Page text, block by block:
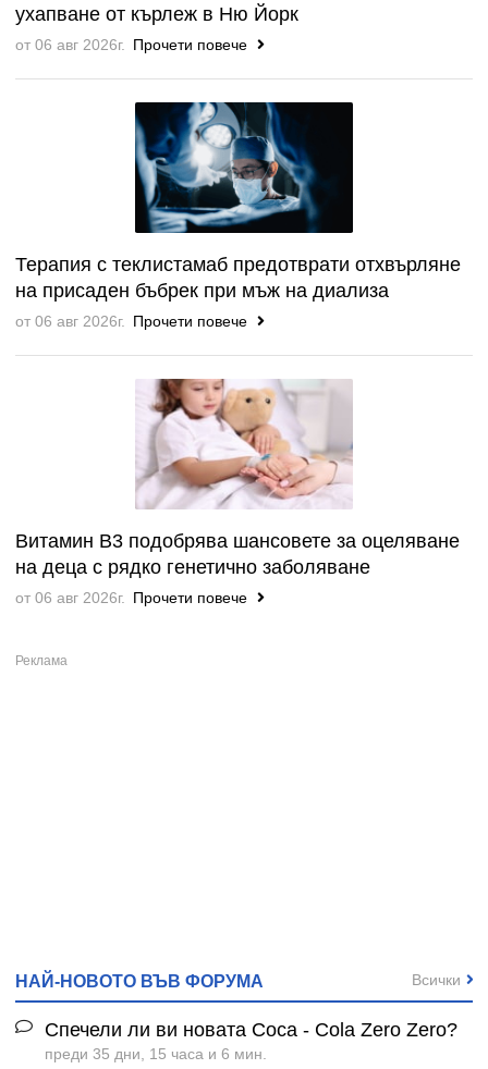
ухапване от кърлеж в Ню Йорк
от 06 авг 2026г. Прочети повече
Терапия с теклистамаб предотврати отхвърляне
на присаден бъбрек при мъж на диализа
от 06 авг 2026г. Прочети повече
Витамин B3 подобрява шансовете за оцеляване
на деца с рядко генетично заболяване
от 06 авг 2026г. Прочети повече
НАЙ-НОВОТО ВЪВ ФОРУМА
Спечели ли ви новата Coca - Cola Zero Zero?
преди 35 дни, 15 часа и 6 мин.
Всички